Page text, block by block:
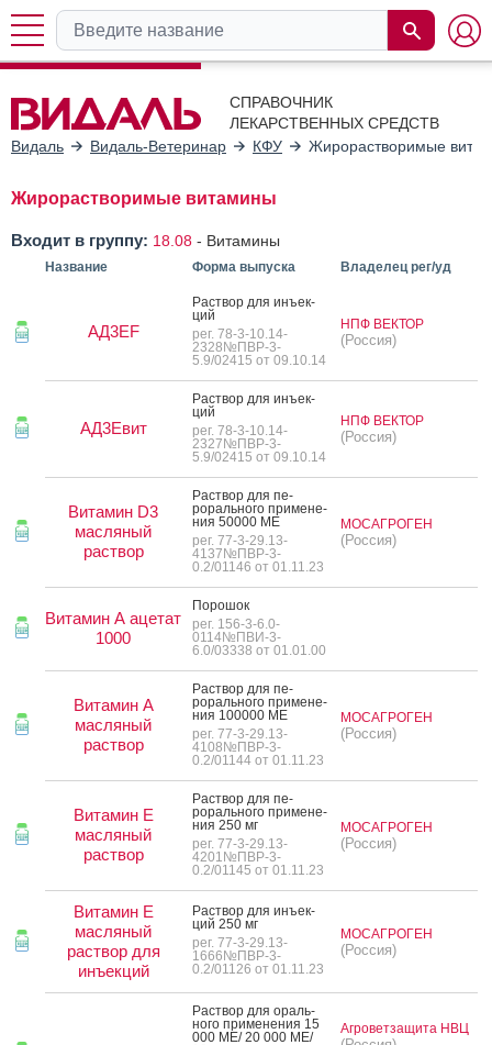
СПРАВОЧНИК
ЛЕКАРСТВЕННЫХ СРЕДСТВ
Видаль
Видаль-Ветеринар КФУ Жирорастворимые
Жирорастворимые витамины
Входит в группу: 18.08 - Витамины
Название Форма выпуска Владелец рег/уд
АД3EF
Рас­твор для инъ­ек­
ций
рег. 78-3-10.14-
2328№ПВР-3-
5.9/02415 от 09.10.14
НПФ ВЕКТОР
(Россия)
АД3Евит
Рас­твор для инъ­ек­
ций
рег. 78-3-10.14-
2327№ПВР-3-
5.9/02415 от 09.10.14
НПФ ВЕКТОР
(Россия)
Витамин D3
масляный
раствор
Рас­твор для пе­
рораль­но­го при­мене­
ния 50000 МЕ
рег. 77-3-29.13-
4137№ПВР-3-
0.2/01146 от 01.11.23
МОСАГРОГЕН
(Россия)
Витамин А ацетат
1000
По­рошок
рег. 156-3-6.0-
0114№ПВИ-3-
6.0/03338 от 01.01.00
Витамин А
масляный
раствор
Рас­твор для пе­
рораль­но­го при­мене­
ния 100000 МЕ
рег. 77-3-29.13-
4108№ПВР-3-
0.2/01144 от 01.11.23
МОСАГРОГЕН
(Россия)
Витамин Е
масляный
раствор
Рас­твор для пе­
рораль­но­го при­мене­
ния 250 мг
рег. 77-3-29.13-
4201№ПВР-3-
0.2/01145 от 01.11.23
МОСАГРОГЕН
(Россия)
Витамин Е
масляный
раствор для
инъекций
Рас­твор для инъ­ек­
ций 250 мг
рег. 77-3-29.13-
1666№ПВР-3-
0.2/01126 от 01.11.23
МОСАГРОГЕН
(Россия)
Рас­твор для ораль­
но­го при­мене­ния 15
000 МЕ/ 20 000 МЕ/
Агроветзащита НВЦ